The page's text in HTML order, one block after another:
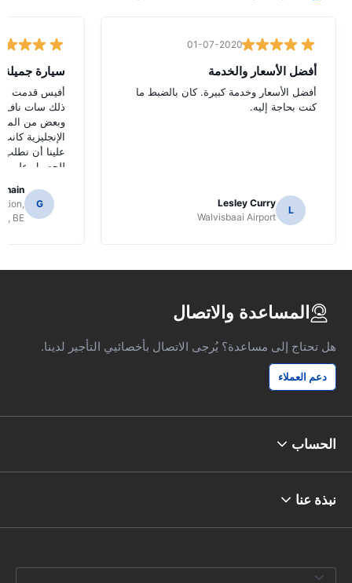
01-07-2020
أفضل الأسعار والخدمة
أفضل الأسعار وخدمة كبيرة. كان بالضبط ما
كنت بحاجة إليه.
L
Lesley Curry
Walvisbaai Airport
أفيس قدمت
ذلك سات ناف
وبعض من
الإنجليزية
علينا أن
للحصول على
G
BE
المساعدة والاتصال
هل تحتاج إلى مساعدة؟ يُرجى الاتصال بأخصائيي التأجير لدينا.
دعم العملاء
الحساب
نبذة عنا